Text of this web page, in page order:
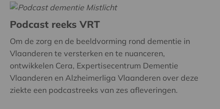
Podcast reeks VRT
Om de zorg en de beeldvorming rond dementie in
Vlaanderen te versterken en te nuanceren,
ontwikkelen Cera, Expertisecentrum Dementie
Vlaanderen en Alzheimerliga Vlaanderen over deze
ziekte een podcastreeks van zes afleveringen.